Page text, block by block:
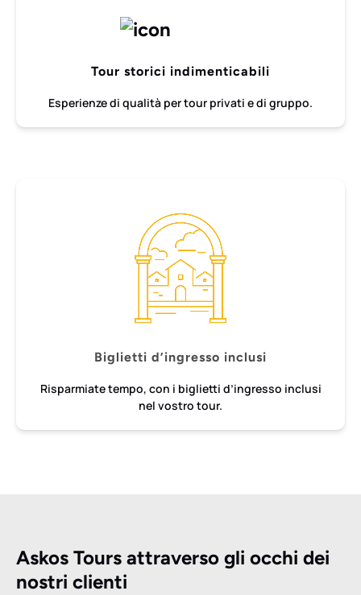
Tour storici indimenticabili
Esperienze di qualità per tour privati e di gruppo.
Biglietti d’ingresso inclusi
Risparmiate tempo, con i biglietti d’ingresso inclusi
nel vostro tour.
Askos Tours attraverso gli occhi dei
nostri clienti